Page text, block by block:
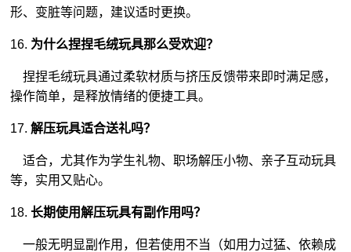
形、变脏等问题，建议适时更换。
16. 为什么捏捏毛绒玩具那么受欢迎？
捏捏毛绒玩具通过柔软材质与挤压反馈带来即时满足感，
操作简单，是释放情绪的便捷工具。
17.解压玩具适合送礼吗？
适合，尤其作为学生礼物、职场解压小物、亲子互动玩具
等，实用又贴心。
18.长期使用解压玩具有副作用吗？
一般无明显副作用，但若使用不当（如用力过猛、依赖成